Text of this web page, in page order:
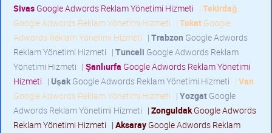
Sivas Google Adwords Reklam Yönetimi Hizmeti | Tekirdağ
Google Adwords Reklam Yönetimi Hizmeti | Tokat Google
Adwords Reklam Yönetimi Hizmeti | Trabzon Google Adwords
Reklam Yönetimi Hizmeti | Tunceli Google Adwords Reklam
Yönetimi Hizmeti | Şanlıurfa Google Adwords Reklam Yönetimi
Hizmeti | UşakGoogle Adwords Reklam Yönetimi Hizmeti | Van
Google Adwords Reklam Yönetimi Hizmeti | Yozgat Google
Adwords Reklam Yönetimi Hizmeti | ZonguldakGoogle Adwords
Reklam Yönetimi Hizmeti | Aksaray Google Adwords Reklam